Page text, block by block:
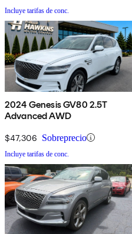
Incluye tarifas de conc.
2024 Genesis GV80 2.5T
Advanced AWD
$47,306 Sobreprecio
Incluye tarifas de conc.